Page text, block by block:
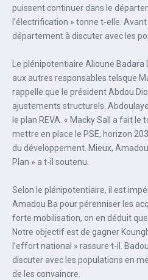
puissent continuer dans le
l’électrification » tonne t-elle.
département à discuter avec les
Le plénipotentiaire Alioune Badara
aux autres responsables telsque
rappelle que le président Abdou
ajustements structurels.
le plan REVA. « Macky Sall a fait le
mettre en place le PSE, horizon
du développement. Mieux,
Plan » a t-il soutenu.
Selon le plénipotentiaire, il est
Amadou Ba pour pérenniser les
forte mobilisation, on en déduit
Notre objectif est de gagner
l’effort national » rassure t-il.
discuter avec les populations en
de les convaincre.